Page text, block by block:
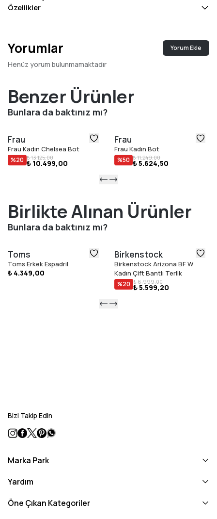
Normal kalıp
Üretim Yeri: İtalya
Özellikler
Yorumlar Yorum Ekle
Henüz yorum bulunmamaktadır
Benzer Ürünler
Bunlara da baktınız mı?
Frau
Frau Kadın Chelsea Bot
%20 ₺ 13.125,00
₺ 10.499,00
Frau
Frau Kadın Bot
%50 ₺ 11.249,00
₺ 5.624,50
Birlikte Alınan Ürünler
Bunlara da baktınız mı?
Toms
Toms Erkek Espadril
₺ 4.349,00
Birkenstock
Birkenstock Arizona BF W
Kadın Çift Bantlı Terlik
%20 ₺ 6.999,00
₺ 5.599,20
Bizi Takip Edin
Marka Park
Yardım
Öne Çıkan Kategoriler